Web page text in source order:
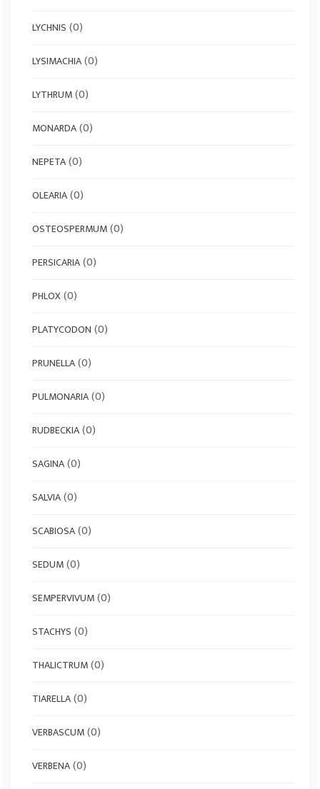
LYCHNIS (0)
LYSIMACHIA(0)
LYTHRUM(0)
MONARDA(0)
NEPETA(0)
OLEARIA(0)
OSTEOSPERMUM(0)
PERSICARIA(0)
PHLOX(0)
PLATYCODON (0)
PRUNELLA(0)
PULMONARIA(0)
RUDBECKIA(0)
SAGINA(0)
SALVIA(0)
SCABIOSA(0)
SEDUM(0)
SEMPERVIVUM(0)
STACHYS (0)
THALICTRUM(0)
TIARELLA(0)
VERBASCUM(0)
VERBENA(0)